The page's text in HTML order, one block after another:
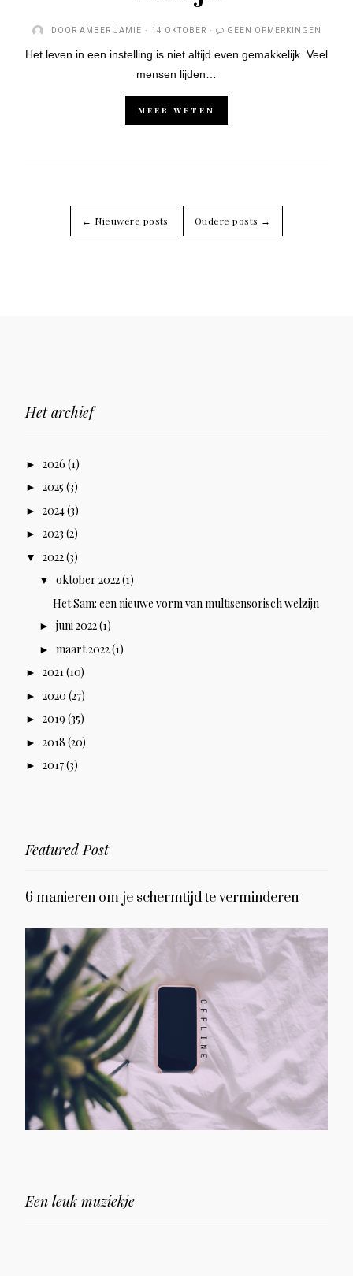
DOOR AMBER JAMIE 14 OKTOBER GEEN OPMERKINGEN
Het leven in een instelling is niet altijd even gemakkelijk. Veel
mensen lijden…
MEER WETEN
← Nieuwere posts Oudere posts →
Het archief
► 2026 (1)
► 2025 (3)
► 2024(3)
► 2023 (2)
▼ 2022(3)
▼ oktober 2022(1)
Het Sam: een nieuwe vorm van multisensorisch welzijn
► juni 2022(1)
► maart 2022(1)
► 2021(10)
► 2020 (27)
► 2019 (35)
► 2018 (20)
► 2017(3)
Featured Post
6 manieren om je schermtijd te verminderen
Een leuk muziekje